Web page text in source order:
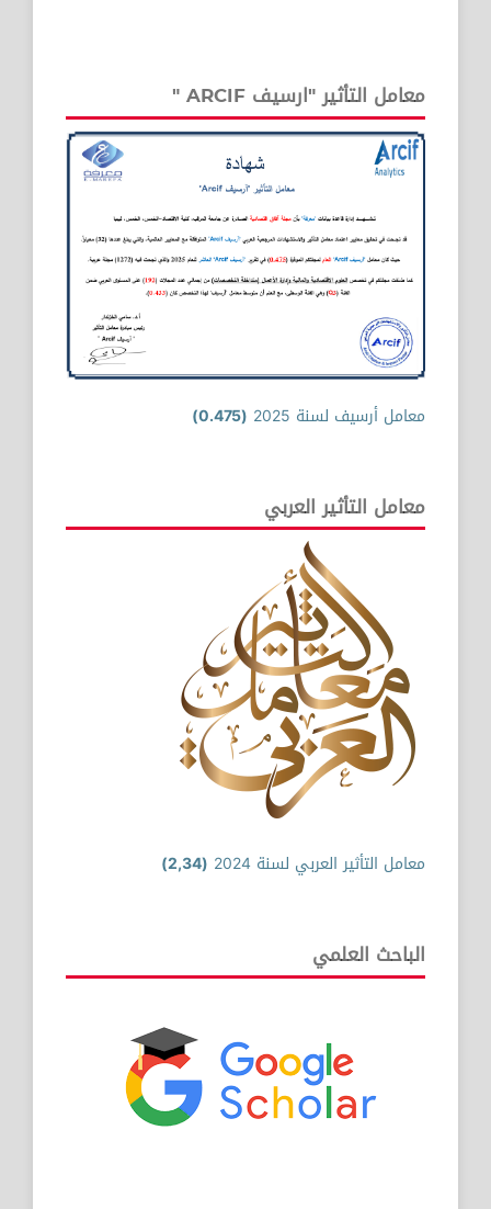
معامل التأثير "ارسيف ARCIF "
معامل أرسيف لسنة 2025 (0.475)
معامل التأثير العربي
معامل التأثير العربي لسنة 2024 (2,34)
الباحث العلمي